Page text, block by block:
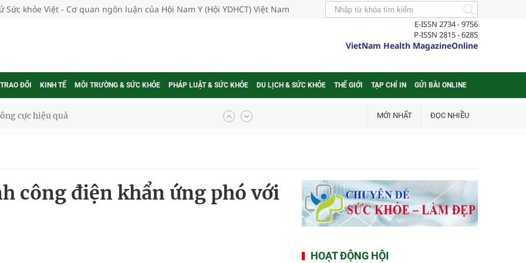
Sức khỏe Việt - Cơ quan ngôn luận của Hội Nam Y (Hội YDHCT) Việt Nam
E-ISSN 2734 - 9756
P-ISSN 2815 - 6285
VietNam Health MagazineOnline
ĐỔI KINH TẾ MÔI TRƯỜNG & SỨC KHỎE PHÁP LUẬT & SỨC KHỎE DU LỊCH & SỨC KHỎE THẾ GIỚI TẠP CHÍ IN GỬI BÀI ONLINE
cực hiệu quả
ung thư
Của Các Loài Nhân Sâm (Panax Spp.): Tổng
MỚI NHẤT ĐỌC NHIỀU
công điện khẩn ứng phó với
HOẠT ĐỘNG HỘI